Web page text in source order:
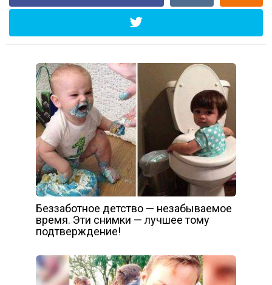
Беззаботное детство — незабываемое
время. Эти снимки — лучшее тому
подтверждение!